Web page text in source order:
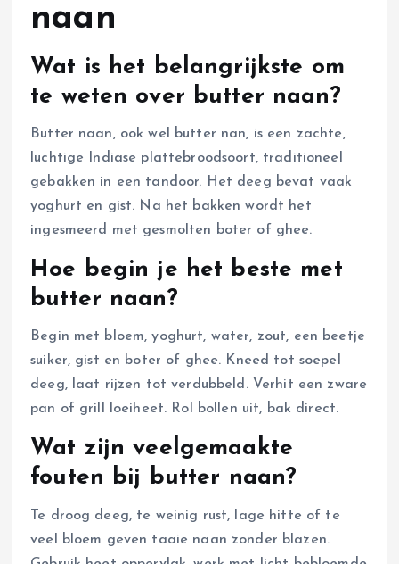
naan
Wat is het belangrijkste om
te weten over butter naan?
Butter naan, ook wel butter nan, is een zachte,
luchtige Indiase plattebroodsoort, traditioneel
gebakken in een tandoor. Het deeg bevat vaak
yoghurt en gist. Na het bakken wordt het
ingesmeerd met gesmolten boter of ghee.
Hoe begin je het beste met
butter naan?
Begin met bloem, yoghurt, water, zout, een beetje
suiker, gist en boter of ghee. Kneed tot soepel
deeg, laat rijzen tot verdubbeld. Verhit een zware
pan of grill loeiheet. Rol bollen uit, bak direct.
Wat zijn veelgemaakte
fouten bij butter naan?
Te droog deeg, te weinig rust, lage hitte of te
veel bloem geven taaie naan zonder blazen.